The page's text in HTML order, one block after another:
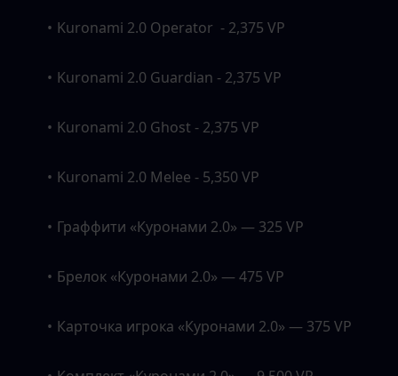
Kuronami 2.0 Operator  - 2,375 VP
Kuronami 2.0 Guardian - 2,375 VP
Kuronami 2.0 Ghost - 2,375 VP
Kuronami 2.0 Melee - 5,350 VP
Граффити «Куронами 2.0» — 325 VP
Брелок «Куронами 2.0» — 475 VP
Карточка игрока «Куронами 2.0» — 375 VP